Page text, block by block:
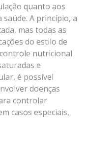
quanto aos
saúde. A princípio, a
mas todas as
do estilo de
nutricional
e
é possível
doenças
controlar
casos especiais,